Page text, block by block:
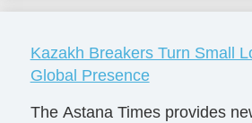
Kazakh Breakers Turn Small
Global Presence
The Astana Times provides